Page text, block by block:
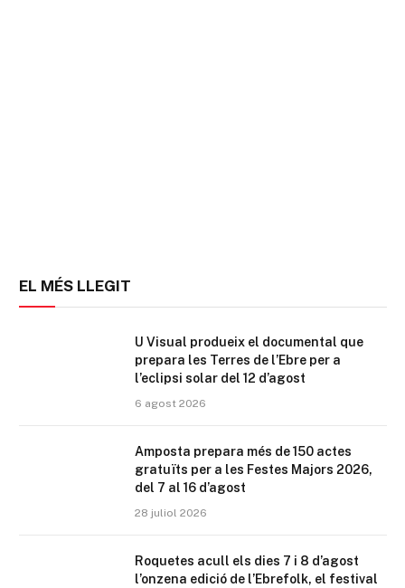
EL MÉS LLEGIT
U Visual produeix el documental que
prepara les Terres de l’Ebre per a
l’eclipsi solar del 12 d’agost
6 agost 2026
Amposta prepara més de 150 actes
gratuïts per a les Festes Majors 2026,
del 7 al 16 d’agost
28 juliol 2026
Roquetes acull els dies 7 i 8 d’agost
l’onzena edició de l’Ebrefolk, el festival